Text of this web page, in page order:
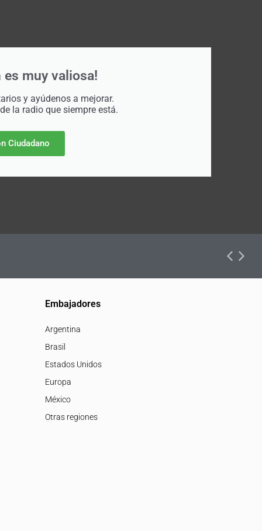
es muy valiosa!
y ayúdenos a mejorar.
la radio que siempre está.
Ciudadano
Embajadores
Argentina
Brasil
Estados Unidos
Europa
México
Otras regiones